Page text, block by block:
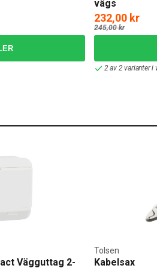
vägs
232,00 kr
245,00 kr
2 av 2 varianter i
Vägguttag 2-
Kabelsax
Tolsen